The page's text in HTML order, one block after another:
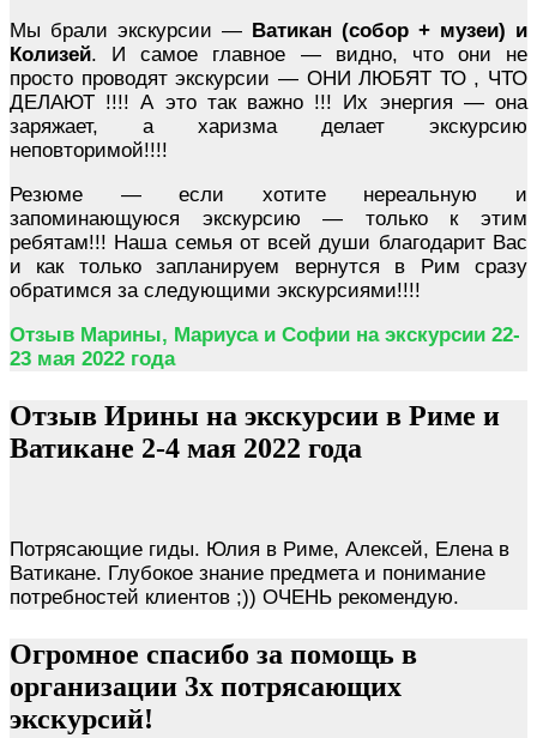
Мы брали экскурсии — Ватикан (собор + музеи) и
Колизей. И самое главное — видно, что они не
просто проводят экскурсии — ОНИ ЛЮБЯТ ТО , ЧТО
ДЕЛАЮТ !!!! А это так важно !!! Их энергия — она
заряжает, а харизма делает экскурсию
неповторимой!!!!
Резюме — если хотите нереальную и
запоминающуюся экскурсию — только к этим
ребятам!!! Наша семья от всей души благодарит Вас
и как только запланируем вернутся в Рим сразу
обратимся за следующими экскурсиями!!!!
Отзыв Марины, Мариуса и Софии на экскурсии 22-
23 мая 2022 года
Отзыв Ирины на экскурсии в Риме и
Ватикане 2-4 мая 2022 года
Потрясающие гиды. Юлия в Риме, Алексей, Елена в
Ватикане. Глубокое знание предмета и понимание
потребностей клиентов ;)) ОЧЕНЬ рекомендую.
Огромное спасибо за помощь в
организации 3х потрясающих
экскурсий!